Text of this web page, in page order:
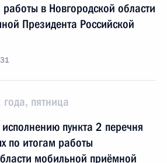
в Новгородской области
Президента Российской
пятница
пункта 2 перечня
по итогам работы
мобильной приёмной